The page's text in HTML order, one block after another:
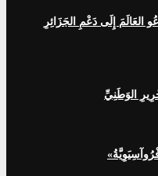
بِن نَبِيّ يَدْعُو العَالَمَ إِلَى دَعْمِ الجَزَائِرِ